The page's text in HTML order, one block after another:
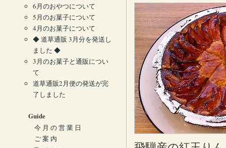
6月のおやつについて
5月のお菓子について
4月のお菓子について
◆ 道草通販 3月分を発送し
ました ◆
3月のお菓子と通販につい
て
道草通販2月便の発送が完
了しました
Guide
今 月 の 営 業 日
ご 案 内